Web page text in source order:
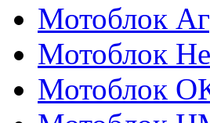
Мотоблок
Мотоблок
Мотоблок